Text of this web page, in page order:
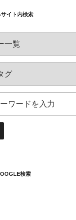
イト内検索
検索